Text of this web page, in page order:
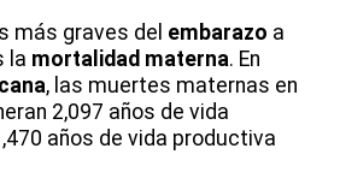
más graves del embarazo a
la mortalidad materna. En
, las muertes maternas en
2,097 años de vida
años de vida productiva